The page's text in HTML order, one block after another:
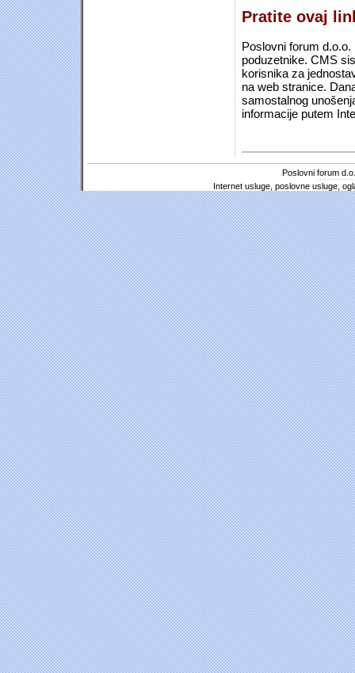
Pratite ovaj
Poslovni forum
poduzetnike. CMS
korisnika za
na web stranice.
samostalnog
informacije putem
Poslovni forum
Internet usluge, poslovne usluge,